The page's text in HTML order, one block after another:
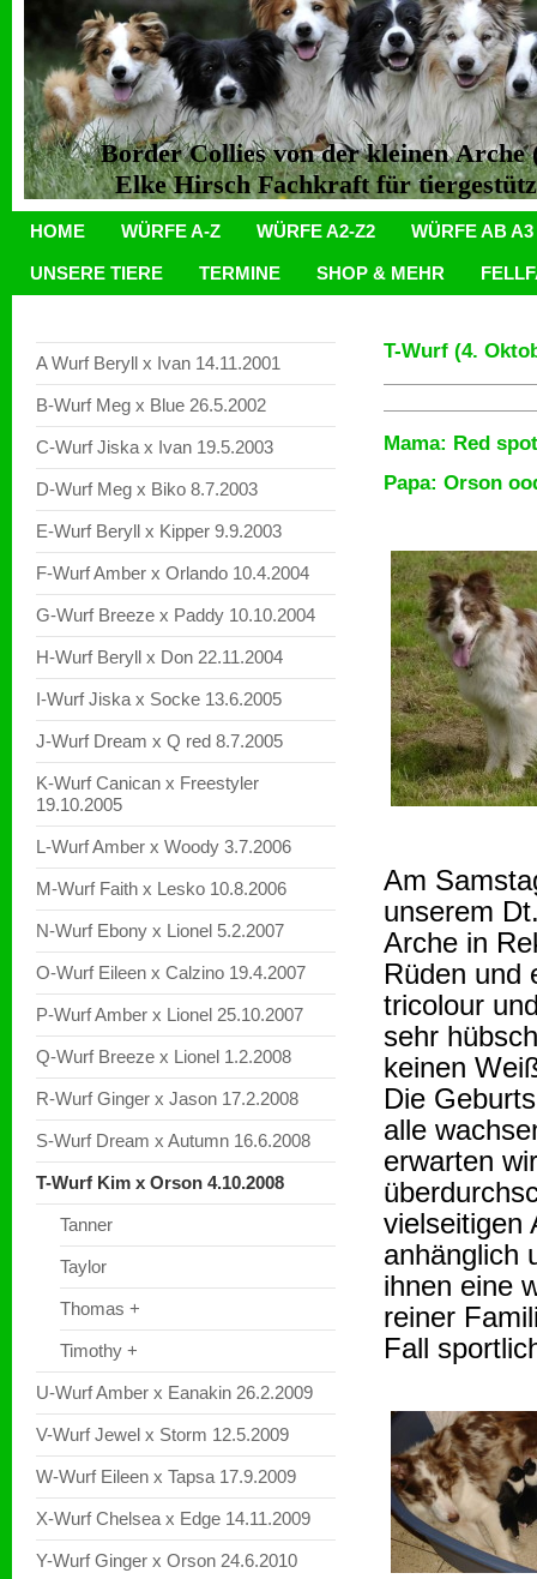
Border Collies von der kleinen
Elke Hirsch Fachkraft für
HOME WÜRFE A-Z WÜRFE A2-Z2 WÜRFE AB A3
UNSERE TIERE TERMINE SHOP & MEHR
A Wurf Beryll x Ivan 14.11.2001
B-Wurf Meg x Blue 26.5.2002
C-Wurf Jiska x Ivan 19.5.2003
D-Wurf Meg x Biko 8.7.2003
E-Wurf Beryll x Kipper 9.9.2003
F-Wurf Amber x Orlando 10.4.2004
G-Wurf Breeze x Paddy 10.10.2004
H-Wurf Beryll x Don 22.11.2004
I-Wurf Jiska x Socke 13.6.2005
J-Wurf Dream x Q red 8.7.2005
K-Wurf Canican x Freestyler
19.10.2005
L-Wurf Amber x Woody 3.7.2006
M-Wurf Faith x Lesko 10.8.2006
N-Wurf Ebony x Lionel 5.2.2007
O-Wurf Eileen x Calzino 19.4.2007
P-Wurf Amber x Lionel 25.10.2007
Q-Wurf Breeze x Lionel 1.2.2008
R-Wurf Ginger x Jason 17.2.2008
S-Wurf Dream x Autumn 16.6.2008
T-Wurf Kim x Orson 4.10.2008
Tanner
Taylor
Thomas +
Timothy +
U-Wurf Amber x Eanakin 26.2.2009
V-Wurf Jewel x Storm 12.5.2009
W-Wurf Eileen x Tapsa 17.9.2009
X-Wurf Chelsea x Edge 14.11.2009
Y-Wurf Ginger x Orson 24.6.2010
T-Wurf (4.
Mama: Red
Papa: Orson
Am
unserem
Arche in
Rüden und
tricolour
sehr
keinen
Die
alle
erwarten
vielseitigen
anhänglich
ihnen eine
reiner
Fall